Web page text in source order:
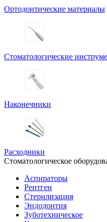
Ортодонтические материалы
Стоматологические
Наконечники
Расходники
Стоматологическое
Аспираторы
Рентген
Стерилизация
Эндодонтия
Зуботехническое